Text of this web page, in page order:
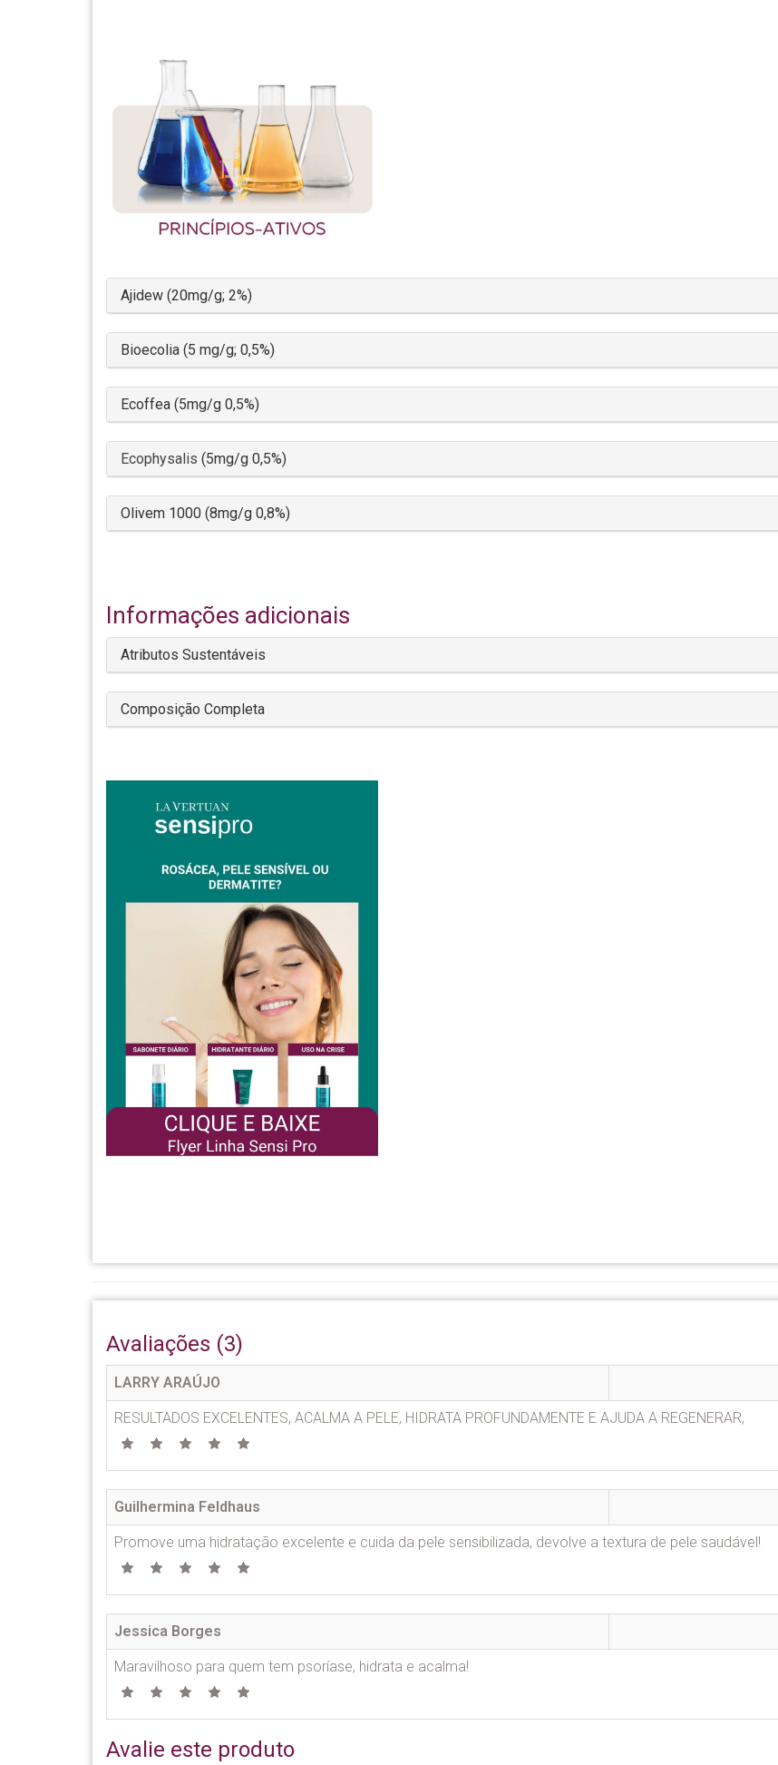
Ajidew (20mg/g; 2%)
Bioecolia (5 mg/g; 0,5%)
Ecoffea (5mg/g 0,5%)
Ecophysalis (5mg/g 0,5%)
Olivem 1000 (8mg/g 0,8%)
Informações adicionais
Atributos Sustentáveis
Composição Completa
Avaliações (3)
LARRY ARAÚJO
RESULTADOS EXCELENTES, ACALMA A PELE, HIDRATA PROFUNDAMENTE E AJUDA A REGENERAR,
Guilhermina Feldhaus
Promove uma hidratação excelente e cuida da pele sensibilizada, devolve a textura de pele saudável!
Jessica Borges
Maravilhoso para quem tem psoríase, hidrata e acalma!
Avalie este produto